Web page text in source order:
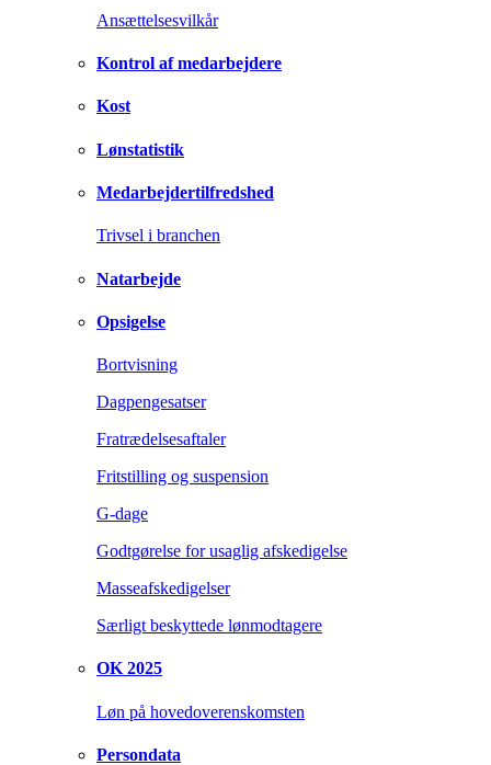
Ansættelsesvilkår
Kontrol af medarbejdere
Kost
Lønstatistik
Medarbejdertilfredshed
Trivsel i branchen
Natarbejde
Opsigelse
Bortvisning
Dagpengesatser
Fratrædelsesaftaler
Fritstilling og suspension
G-dage
Godtgørelse for usaglig afskedigelse
Masseafskedigelser
Særligt beskyttede lønmodtagere
OK 2025
Løn på hovedoverenskomsten
Persondata